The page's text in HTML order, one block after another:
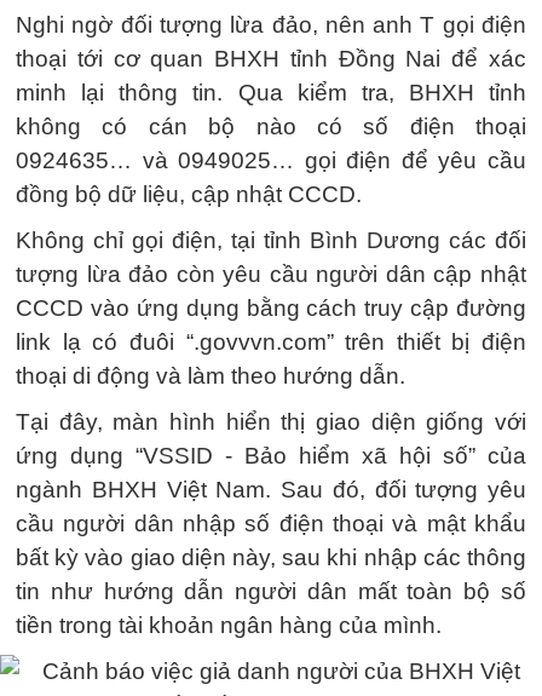
Nghi ngờ đối tượng lừa đảo, nên anh T gọi điện
thoại tới cơ quan BHXH tỉnh Đồng Nai để xác
minh lại thông tin. Qua kiểm tra, BHXH tỉnh
không có cán bộ nào có số điện thoại
0924635… và 0949025… gọi điện để yêu cầu
đồng bộ dữ liệu, cập nhật CCCD.
Không chỉ gọi điện, tại tỉnh Bình Dương các đối
tượng lừa đảo còn yêu cầu người dân cập nhật
CCCD vào ứng dụng bằng cách truy cập đường
link lạ có đuôi “.govvvn.com” trên thiết bị điện
thoại di động và làm theo hướng dẫn.
Tại đây, màn hình hiển thị giao diện giống với
ứng dụng “VSSID - Bảo hiểm xã hội số” của
ngành BHXH Việt Nam. Sau đó, đối tượng yêu
cầu người dân nhập số điện thoại và mật khẩu
bất kỳ vào giao diện này, sau khi nhập các thông
tin như hướng dẫn người dân mất toàn bộ số
tiền trong tài khoản ngân hàng của mình.